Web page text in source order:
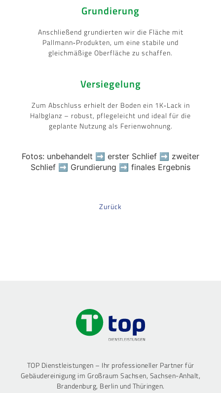
Grundierung
Anschließend grundierten wir die Fläche mit
Pallmann‑Produkten, um eine stabile und
gleichmäßige Oberfläche zu schaffen.
Versiegelung
Zum Abschluss erhielt der Boden ein 1K‑Lack in
Halbglanz – robust, pflegeleicht und ideal für die
geplante Nutzung als Ferienwohnung.
Fotos: unbehandelt ➡️ erster Schlief ➡️ zweiter
Schlief ➡️ Grundierung ➡️ finales Ergebnis
Zurück
TOP Dienstleistungen – Ihr professioneller Partner für
Gebäudereinigung im Großraum Sachsen, Sachsen-Anhalt,
Brandenburg, Berlin und Thüringen.